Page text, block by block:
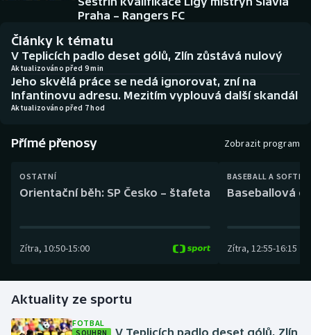
Baseball a softbal
Basketbal
Biatlon
Boby a skeleton
Box
Curling
Florbal
Futsal
Golf
Historické návraty
Aplikace ČT sport
Praha – Rangers FC
Články k tématu
V Teplicích padlo deset gólů, Zlín zůstává nulový
Aktualizováno před 9 min
Jeho skvělá práce se nedá ignorovat, zní na
Infantinovu adresu. Mezitím vyplouvá další skandál
Aktualizováno před 7 hod
Přímé přenosy Zobrazit program
OSTATNÍ
Orientační běh: SP Česko – štafeta
Zítra, 10:50-15:00
BASEBALL A
Baseballová
Zítra, 12:55-16:15
Aktuality ze sportu
FOTBAL
SOUHRN
V Teplicích padlo deset gólů, Zlín